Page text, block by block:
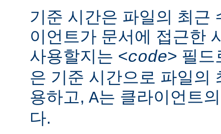
기준 시간은 파일의 최근
이언트가 문서에 접근한
사용할지는 <code> 필드
은 기준 시간으로 파일의
용하고, A는 클라이언트
다.